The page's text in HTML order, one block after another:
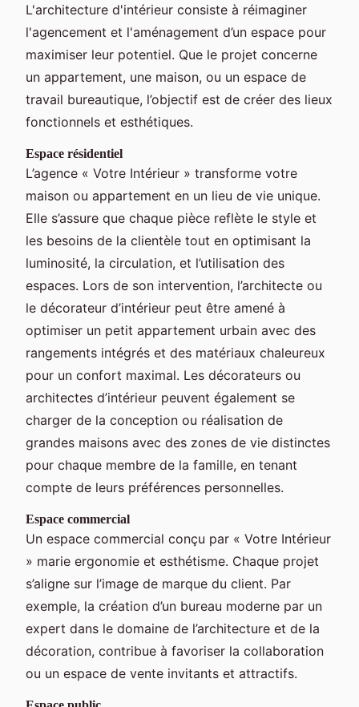
L'architecture d'intérieur consiste à réimaginer
l'agencement et l'aménagement d’un espace pour
maximiser leur potentiel. Que le projet concerne
un appartement, une maison, ou un espace de
travail bureautique, l’objectif est de créer des lieux
fonctionnels et esthétiques.
Espace résidentiel
L’agence « Votre Intérieur » transforme votre
maison ou appartement en un lieu de vie unique.
Elle s’assure que chaque pièce reflète le style et
les besoins de la clientèle tout en optimisant la
luminosité, la circulation, et l’utilisation des
espaces. Lors de son intervention, l’architecte ou
le décorateur d’intérieur peut être amené à
optimiser un petit appartement urbain avec des
rangements intégrés et des matériaux chaleureux
pour un confort maximal. Les décorateurs ou
architectes d’intérieur peuvent également se
charger de la conception ou réalisation de
grandes maisons avec des zones de vie distinctes
pour chaque membre de la famille, en tenant
compte de leurs préférences personnelles.
Espace commercial
Un espace commercial conçu par « Votre Intérieur
» marie ergonomie et esthétisme. Chaque projet
s’aligne sur l’image de marque du client. Par
exemple, la création d’un bureau moderne par un
expert dans le domaine de l’architecture et de la
décoration, contribue à favoriser la collaboration
ou un espace de vente invitants et attractifs.